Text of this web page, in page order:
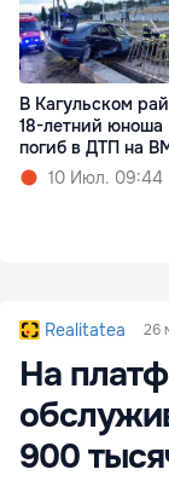
В Кагульском
18-летний юноша
погиб в ДТП на
10 Июл. 09:44
Realitatea 26
На
900